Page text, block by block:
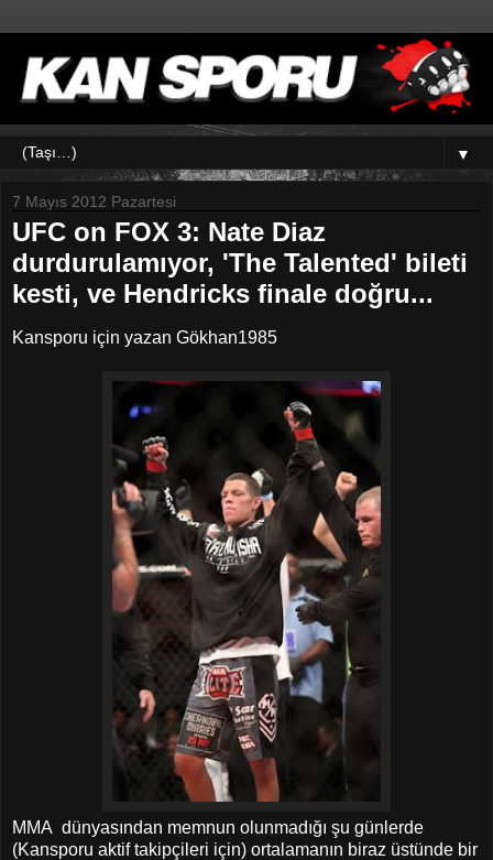
▼
7 Mayıs 2012 Pazartesi
UFC on FOX 3: Nate Diaz
durdurulamıyor, 'The Talented' bileti
kesti, ve Hendricks finale doğru...
Kansporu için yazan Gökhan1985
MMA dünyasından memnun olunmadığı şu günlerde
(Kansporu aktif takipçileri için) ortalamanın biraz üstünde bir